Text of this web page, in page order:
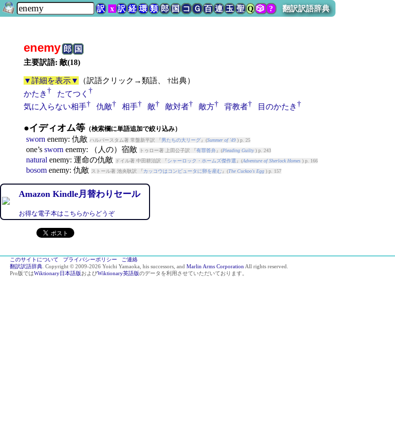
訳 x 訳 経 環 類 郎 国 コ Ｇ 百 連 玉 聖 Q 🎲? 翻訳訳語辞典
enemy郎 国
主要訳語: 敵(18)
▼詳細を表示▼ （訳語クリック→類語、 †出典）
かたき† たてつく †
気に入らない相手† 仇敵† 相手† 敵† 敵対者† 敵方† 背教者† 目のかたき†
●イディオム等 （検索欄に単語追加で絞り込み）
sworn enemy: 仇敵 ハルバースタム著 常盤新平訳 『男たちの大リーグ』(Summer of '49) p. 25
one’s sworn enemy: （人の）宿敵 トゥロー著 上田公子訳 『有罪答弁』(Pleading Guilty) p. 243
natural enemy: 運命の仇敵 ドイル著 中田耕治訳 『シャーロック・ホームズ傑作選 』(Adventure of Sherlock Homes) p. 166
bosom enemy: 仇敵 ストール著 池央耿訳 『カッコウはコンピュータに卵を産む』(The Cuckoo's Egg) p. 157
Amazon Kindle月替わりセール
お得な電子本はこちらからどうぞ
このサイトについて プライバシーポリシー
ご連絡
翻訳訳語辞典 . Copyright © 2009-2026 Yoichi Yamaoka, his successors, and Marlin Arms Corporation All rights reserved.
Pro版ではWiktionary日本語版およびWiktionary英語版のデータを利用させていただいております。